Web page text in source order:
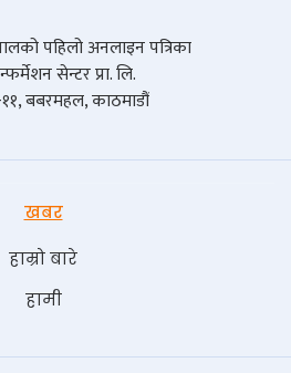
पहिलो अनलाइन पत्रिका
सेन्टर प्रा. लि.
११, बबरमहल, काठमाडौं
खबर
हाम्रो बारे
हामी